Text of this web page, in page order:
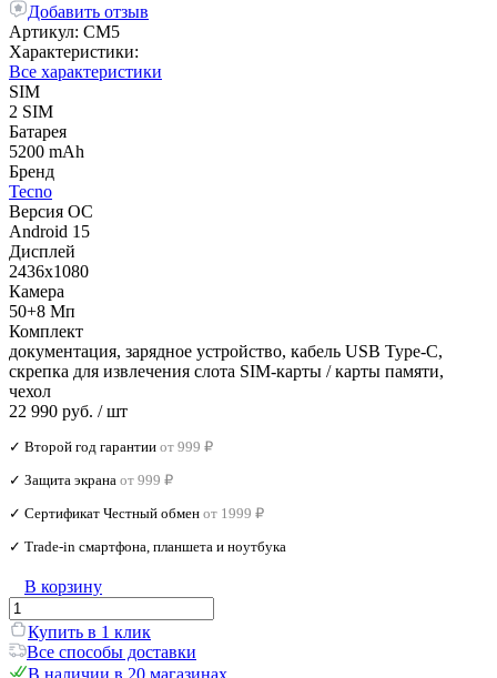
Добавить отзыв
Артикул: CM5
Характеристики:
Все характеристики
SIM
2 SIM
Батарея
5200 mAh
Бренд
Tecno
Версия ОС
Android 15
Дисплей
2436x1080
Камера
50+8 Мп
Комплект
документация, зарядное устройство, кабель USB Type-C,
скрепка для извлечения слота SIM-карты / карты памяти,
чехол
22 990 руб. / шт
✓ Второй год гарантии от 999 ₽
✓ Защита экрана от 999 ₽
✓ Сертификат Честный обмен от 1999 ₽
✓ Trade‑in смартфона, планшета и ноутбука
В корзину
Купить в 1 клик
Все способы доставки
В наличии в 20 магазинах